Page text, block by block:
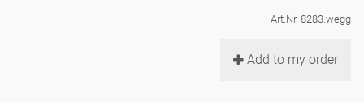
Alices Schachspiel 'de Luxe'
Art.Nr. 8283.wegg
Add to my order